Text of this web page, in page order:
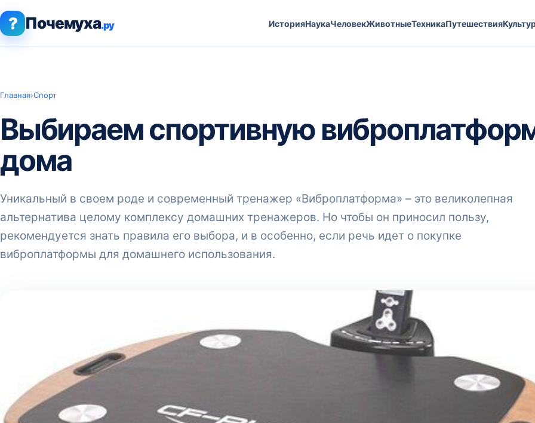
? Почемуха.ру ИсторияНаукаЧеловекЖивотныеТехникаПутешествия
Главная›Спорт
Выбираем спортивную
дома
Уникальный в своем роде и современный тренажер «Виброплатформа» – это великолепная
альтернатива целому комплексу домашних тренажеров. Но чтобы он приносил пользу,
рекомендуется знать правила его выбора, и в особенно, если речь идет о покупке
виброплатформы для домашнего использования.